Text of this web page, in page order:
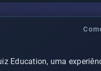
Education, uma